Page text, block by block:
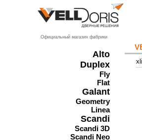
Официальный магазин фабрики
Alto
Duplex
Fly
Flat
Galant
Geometry
Linea
Scandi
Scandi 3D
Scandi Neo